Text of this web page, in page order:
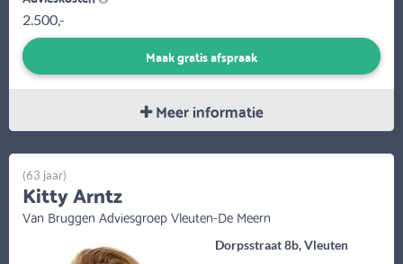
2.500,-
Maak gratis afspraak
Meer informatie
Dorpsstraat 8b, Vleuten
(63 jaar)
Kitty Arntz
Van Bruggen Adviesgroep Vleuten-De Meern